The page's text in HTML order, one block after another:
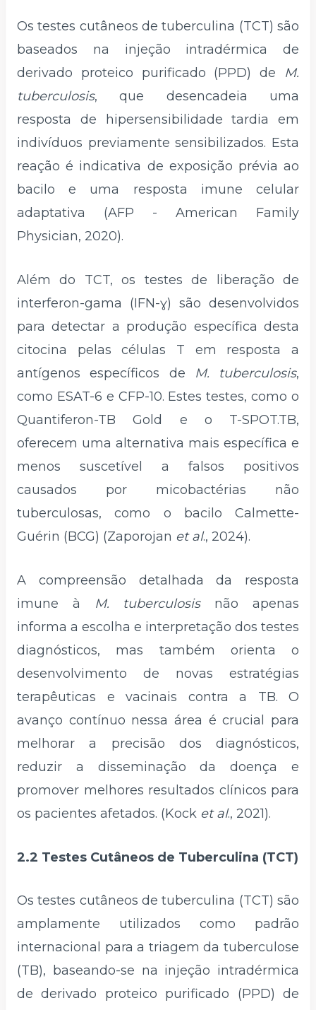
Os testes cutâneos de tuberculina (TCT) são
baseados na injeção intradérmica de
derivado proteico purificado (PPD) de M.
tuberculosis, que desencadeia uma
resposta de hipersensibilidade tardia em
indivíduos previamente sensibilizados. Esta
reação é indicativa de exposição prévia ao
bacilo e uma resposta imune celular
adaptativa (AFP - American Family
Physician, 2020).
Além do TCT, os testes de liberação de
interferon-gama (IFN-ɣ) são desenvolvidos
para detectar a produção específica desta
citocina pelas células T em resposta a
antígenos específicos de
M. tuberculosis,
como ESAT-6 e CFP-10. Estes testes, como o
Quantiferon-TB Gold e o T-SPOT.TB,
oferecem uma alternativa mais específica e
menos suscetível a falsos positivos
causados por micobactérias não
tuberculosas, como o bacilo Calmette-
Guérin (BCG) (Zaporojan et al., 2024).
A compreensão detalhada da resposta
imune à
M. tuberculosisnão apenas
informa a escolha e interpretação dos testes
diagnósticos, mas também orienta o
desenvolvimento de novas estratégias
terapêuticas e vacinais contra a TB. O
avanço contínuo nessa área é crucial para
melhorar a precisão dos diagnósticos,
reduzir a disseminação da doença e
promover melhores resultados clínicos para
os pacientes afetados. (Kock et al., 2021).
2.2 Testes Cutâneos de Tuberculina (TCT)
Os testes cutâneos de tuberculina (TCT) são
amplamente utilizados como padrão
internacional para a triagem da tuberculose
(TB), baseando-se na injeção intradérmica
de derivado proteico purificado (PPD) de